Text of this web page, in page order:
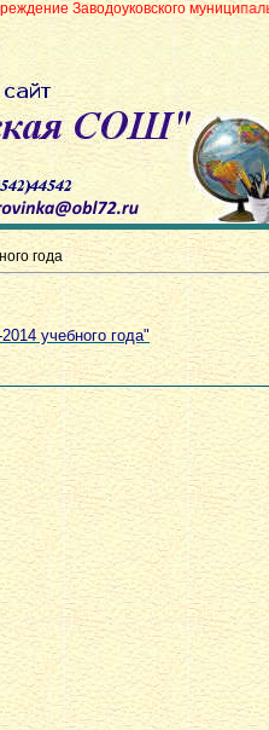
муниципального
года
учебного года"